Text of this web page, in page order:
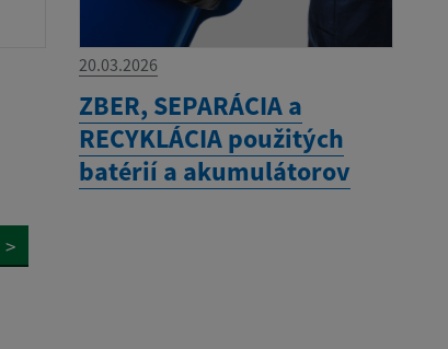
20.03.2026
ZBER, SEPARÁCIA a
RECYKLÁCIA použitých
batérií a akumulátorov
>